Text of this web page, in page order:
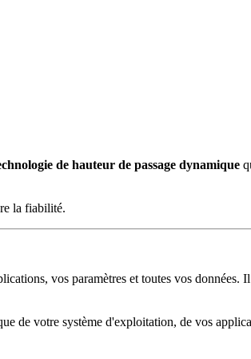
de hauteur de passage dynamique
la fiabilité.
vos paramètres et toutes vos données.
de votre système d'exploitation, de vos